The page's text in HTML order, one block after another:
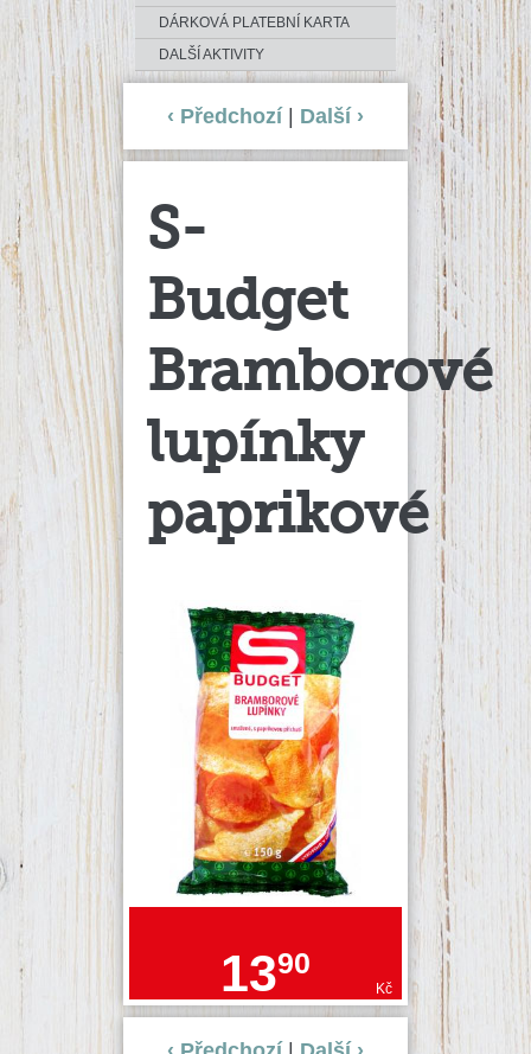
DÁRKOVÁ PLATEBNÍ KARTA
DALŠÍ AKTIVITY
‹ Předchozí Další ›
S-
Budget
Bramborové
lupínky
paprikové
1390
Kč